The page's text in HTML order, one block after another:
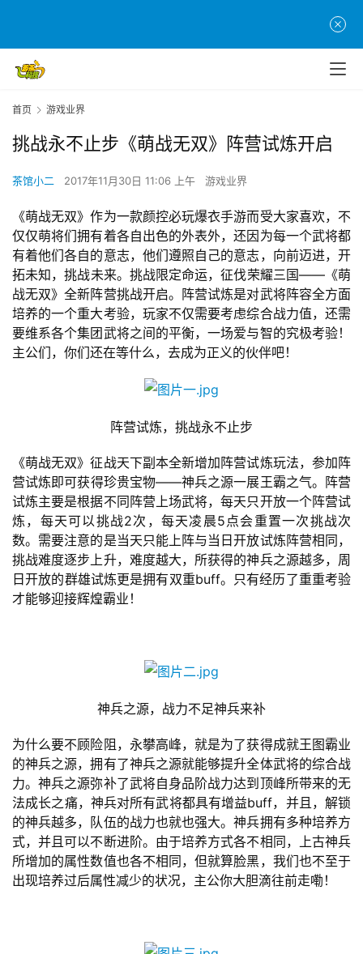
游
茶
原
创
游
游
戏
单
机
游
戏
首页 游戏业界
挑战永不止步《萌战无双》阵营试炼开启
茶馆小二 2017年11月30日 11:06 上午 游戏业界
《萌战无双》作为一款颜控必玩爆衣手游而受大家喜欢，不
仅仅萌将们拥有着各自出色的外表外，还因为每一个武将都
有着他们各自的意志，他们遵照自己的意志，向前迈进，开
拓未知，挑战未来。挑战限定命运，征伐荣耀三国——《萌
战无双》全新阵营挑战开启。阵营试炼是对武将阵容全方面
培养的一个重大考验，玩家不仅需要考虑综合战力值，还需
要维系各个集团武将之间的平衡，一场爱与智的究极考验！
主公们，你们还在等什么，去成为正义的伙伴吧！
阵营试炼，挑战永不止步
《萌战无双》征战天下副本全新增加阵营试炼玩法，参加阵
营试炼即可获得珍贵宝物——神兵之源一展王霸之气。阵营
试炼主要是根据不同阵营上场武将，每天只开放一个阵营试
炼，每天可以挑战2次，每天凌晨5点会重置一次挑战次
数。需要注意的是当天只能上阵与当日开放试炼阵营相同，
挑战难度逐步上升，难度越大，所获得的神兵之源越多，周
日开放的群雄试炼更是拥有双重buff。只有经历了重重考验
才能够迎接辉煌霸业！
神兵之源，战力不足神兵来补
为什么要不顾险阻，永攀高峰，就是为了获得成就王图霸业
的神兵之源，拥有了神兵之源就能够提升全体武将的综合战
力。神兵之源弥补了武将自身品阶战力达到顶峰所带来的无
法成长之痛，神兵对所有武将都具有增益buff，并且，解锁
的神兵越多，队伍的战力也就也强大。神兵拥有多种培养方
式，并且可以不断进阶。由于培养方式各不相同，上古神兵
所增加的属性数值也各不相同，但就算脸黑，我们也不至于
出现培养过后属性减少的状况，主公你大胆滴往前走嘞！